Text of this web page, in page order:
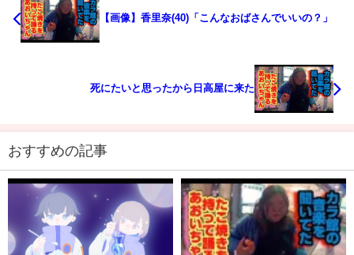
【画像】香里奈(40)「こんなおばさんでいいの？」
死にたいと思ったから日高屋に来た
おすすめの記事